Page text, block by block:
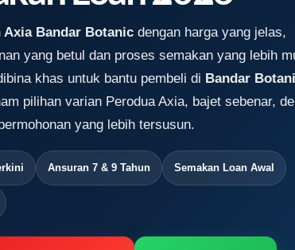
Axia Bandar Botanic dengan harga yang jelas,
yang betul dan proses semakan yang lebih
khas untuk bantu pembeli di Bandar
pilihan varian Perodua Axia, bajet sebenar,
yang lebih tersusun.
Ansuran 7 & 9 Tahun Semakan Loan Awal